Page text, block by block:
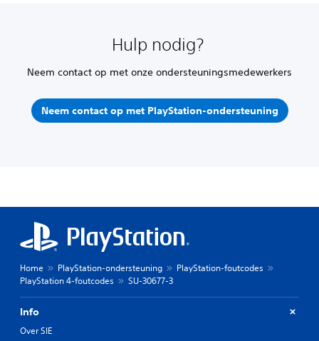
Hulp nodig?
Neem contact op met onze ondersteuningsmedewerkers
Neem contact op met PlayStation-ondersteuning
Home PlayStation-ondersteuning
PlayStation-foutcodes
PlayStation 4-foutcodes
SU-30677-3
Info
Over SIE